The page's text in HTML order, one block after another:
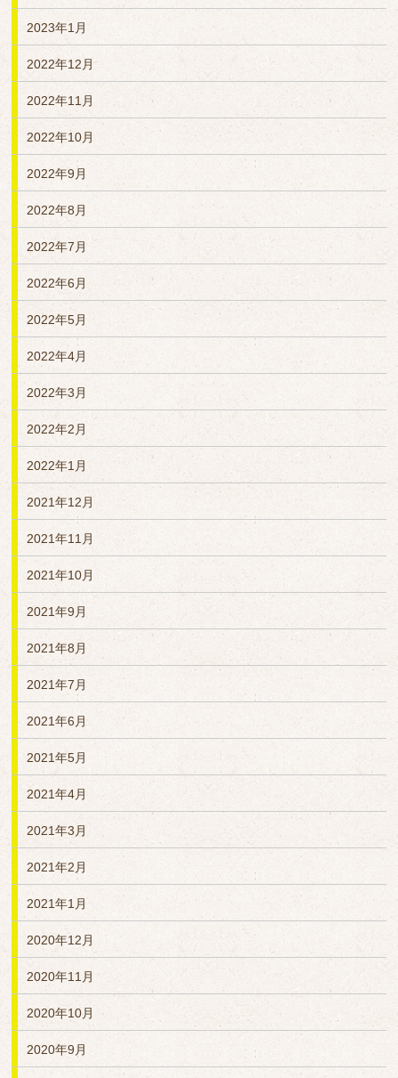
2023年1月
2022年12月
2022年11月
2022年10月
2022年9月
2022年8月
2022年7月
2022年6月
2022年5月
2022年4月
2022年3月
2022年2月
2022年1月
2021年12月
2021年11月
2021年10月
2021年9月
2021年8月
2021年7月
2021年6月
2021年5月
2021年4月
2021年3月
2021年2月
2021年1月
2020年12月
2020年11月
2020年10月
2020年9月